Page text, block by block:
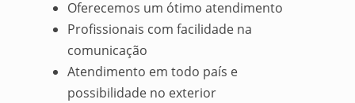
Oferecemos um ótimo atendimento
Profissionais com facilidade na
comunicação
Atendimento em todo país e
possibilidade no exterior